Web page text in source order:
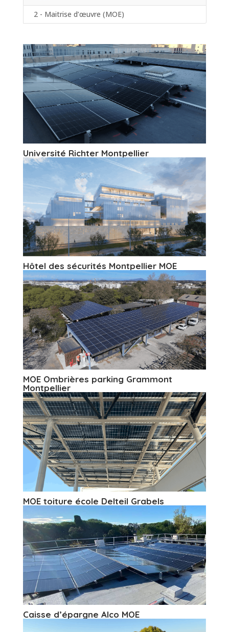
2 - Maitrise d’œuvre (MOE)
Université Richter Montpellier
Hôtel des sécurités Montpellier MOE
MOE Ombrières parking Grammont
Montpellier
MOE toiture école Delteil Grabels
Caisse d’épargne Alco MOE